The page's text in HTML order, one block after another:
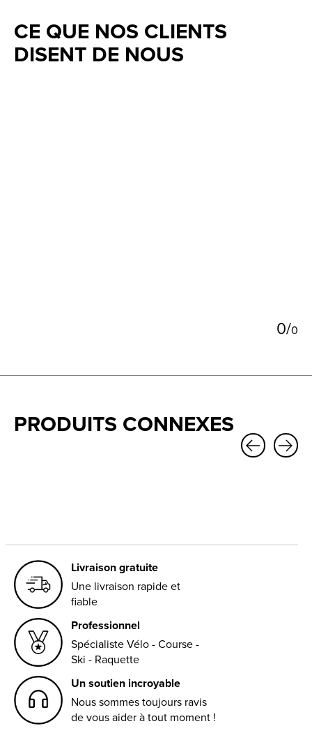
CE QUE NOS CLIENTS
DISENT DE NOUS
0/0
PRODUITS CONNEXES
Livraison gratuite
Une livraison rapide et
fiable
Professionnel
Spécialiste Vélo - Course -
Ski - Raquette
Un soutien incroyable
Nous sommes toujours ravis
de vous aider à tout moment !